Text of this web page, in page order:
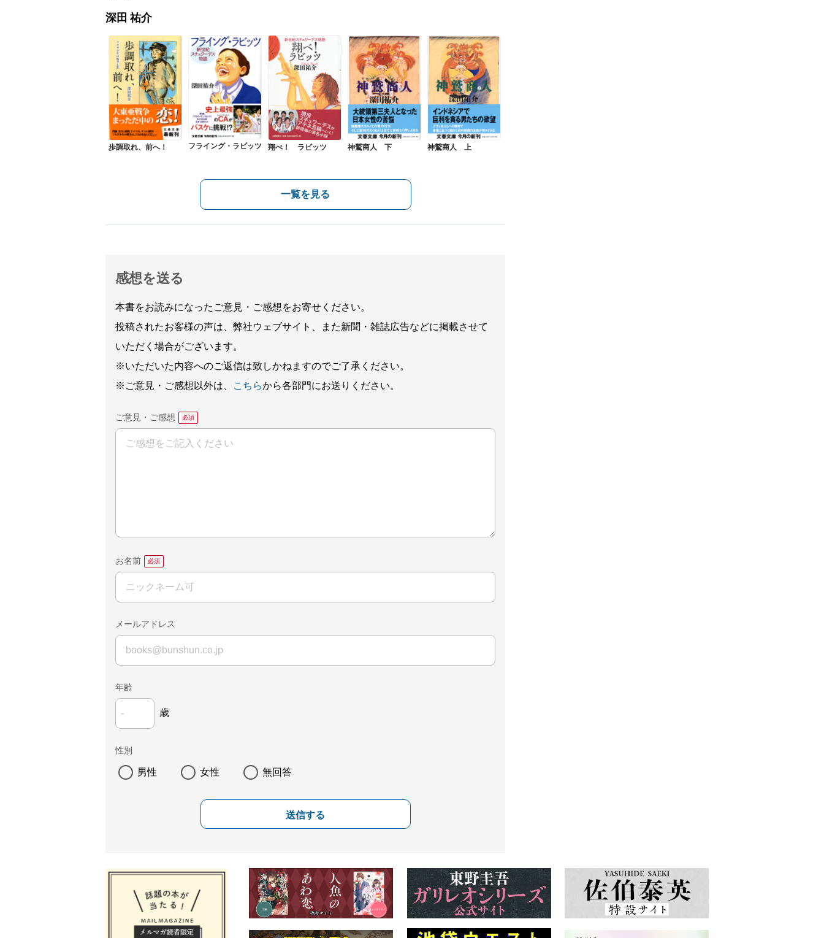
深田 祐介
歩調取れ、前へ！ フライング・ラビッツ 翔べ！ ラビッツ 神鷲商人 下 神鷲商人 上
一覧を見る
感想を送る
本書をお読みになったご意見・ご感想をお寄せください。
投稿されたお客様の声は、弊社ウェブサイト、また新聞・雑誌広告などに掲載させて
いただく場合がございます。
※いただいた内容へのご返信は致しかねますのでご了承ください。
※ご意見・ご感想以外は、
こちらから各部門にお送りください。
ご意見・ご感想
お名前
メールアドレス
年齢
歳
性別
男性 女性 無回答
送信する